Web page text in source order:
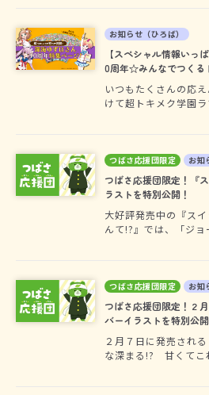
っ！」の超トキメクイ
☆
お知らせ（ひろば）
【スペシャル情報いっ
0周年☆みんなでつくる
いつもたくさんの応
けて超トキメク学園
いる深海ゆずはさん
チェックしてね！
つばさ応援団限定 お知
つばさ応援団限定！『
ラストを特別公開！
大好評発売中の『ス
んて!?』では、「ジ
最強アイドル「レイ
イラスト＞を特別に
つばさ応援団限定 お知
つばさ応援団限定！２
バーイラストを特別公開
２月７日に発売され
な深まる!? 甘くてこ
援団限定で、かわい